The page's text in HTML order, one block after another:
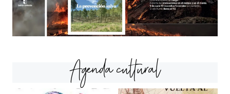
Agenda cultural